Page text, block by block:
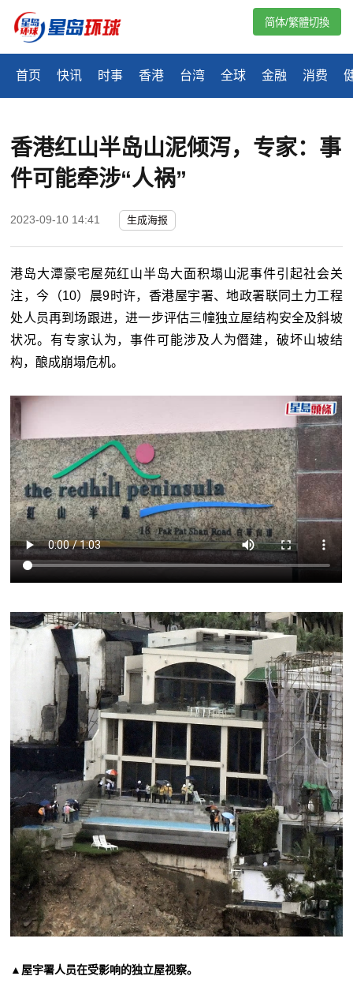
首页 快讯 时事 香港 台湾 全球 金融 消费
简体/繁體切換
香港红山半岛山泥倾泻，专家：事
件可能牵涉“人祸”
2023-09-10 14:41 生成海报
港岛大潭豪宅屋苑红山半岛大面积塌山泥事件引起社会关
注，今（10）晨9时许，香港屋宇署、地政署联同土力工程
处人员再到场跟进，进一步评估三幢独立屋结构安全及斜坡
状况。有专家认为，事件可能涉及人为僭建，破坏山坡结
构，酿成崩塌危机。
▲屋宇署人员在受影响的独立屋视察。